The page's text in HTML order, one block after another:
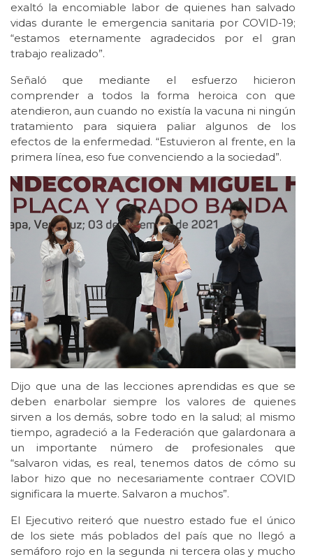
exaltó la encomiable labor de quienes han salvado
vidas durante le emergencia sanitaria por COVID-19;
“estamos eternamente agradecidos por el gran
trabajo realizado”.
Señaló que mediante el esfuerzo hicieron
comprender a todos la forma heroica con que
atendieron, aun cuando no existía la vacuna ni ningún
tratamiento para siquiera paliar algunos de los
efectos de la enfermedad. “Estuvieron al frente, en la
primera línea, eso fue convenciendo a la sociedad”.
Dijo que una de las lecciones aprendidas es que se
deben enarbolar siempre los valores de quienes
sirven a los demás, sobre todo en la salud; al mismo
tiempo, agradeció a la Federación que galardonara a
un importante número de profesionales que
“salvaron vidas, es real, tenemos datos de cómo su
labor hizo que no necesariamente contraer COVID
significara la muerte. Salvaron a muchos”.
El Ejecutivo reiteró que nuestro estado fue el único
de los siete más poblados del país que no llegó a
semáforo rojo en la segunda ni tercera olas y mucho